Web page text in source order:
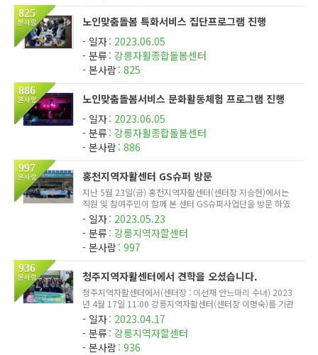
825
본사람
노인맞춤돌봄 특화서비스 집단프로그램 진행
일자 2023.06.05
분류 강릉자활종합돌봄센터
본사람 825
886
본사람
노인맞춤돌봄서비스 문화활동체험 프로그램 진행
일자 2023.06.05
분류 강릉자활종합돌봄센터
본사람 886
997
본사람 홍천지역자활센터 GS슈퍼 방문
지난 5월 23일(금) 홍천지역자활센터(센터장 지승현)에서는
직원 및 참여주민이 함께 본 센터 GS슈퍼사업단을 방문 하였
다. 힐링과 견학을 위한 이번 행사에는 직원포함 총 67명이 참
여하였다. 이마트편의점을 운영중인 홍천지역자활센터에서는
슈퍼사업단의 ...
일자 2023.05.23
분류 강릉지역자할센터
본사람 997
936
본사람 청주지역자활센터에서 견학을 오셨습니다.
청주지역자활센터에서(센터장 : 이선재 안느마리 수녀) 2023
년 4월 17일 11:00 강릉지역자활센터(센터장 이명숙)를 기관
견학 하셨습니다. 간단한 사업소개 및 시설견학등을 진행하였
습니다. 견학 종료 후 단체촬영 청주지역자활센터에서 방문 기
념으로 사업단...
일자 2023.04.17
분류 강릉지역자할센터
본사람 936